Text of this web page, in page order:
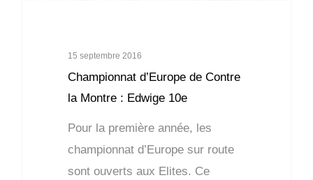
15 septembre 2016
Championnat d’Europe de Contre
la Montre : Edwige 10e
Pour la première année, les
championnat d’Europe sur route
sont ouverts aux Elites. Ce